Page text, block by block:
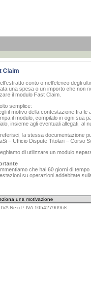
Claim
conto o nell’elenco degli
una spesa o un importo che non
il modulo Fast Claim.
semplice:
il motivo della contestazione fra le
il modulo, compilalo in ogni sua
insieme agli eventuali allegati, al
la stessa documentazione
– Ufficio Dispute Titolari – Corso
di utilizzare un modulo
che hai 60 giorni di
su operazioni addebitate
Nexi P.IVA 10542790968